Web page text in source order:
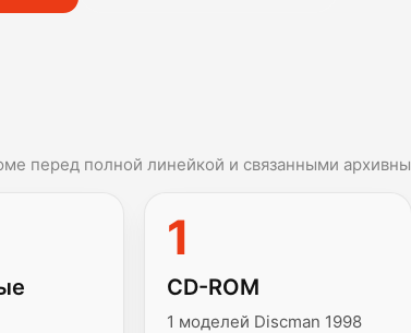
перед полной линейкой и связанными
1
CD-ROM
1 моделей Discman 1998